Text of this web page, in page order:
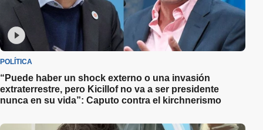
POLÍTICA
“Puede haber un shock externo o una invasión
extraterrestre, pero Kicillof no va a ser presidente
nunca en su vida”: Caputo contra el kirchnerismo